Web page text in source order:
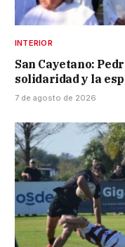
INTERIOR
San Cayetano:
solidaridad y la
7 de agosto de 2026